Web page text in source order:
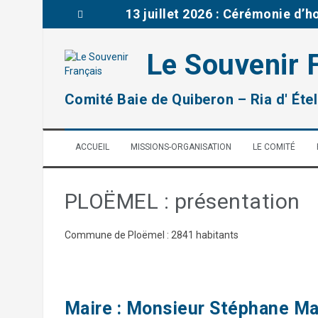
13 juillet 2026 : Cérémonie
03 juillet : Journée
remise prix à la classe de CM2
14 juillet 2026 : Cérémonie
Le Souvenir
Comité Baie de Quiberon – Ria d' Étel
ACCUEIL MISSIONS-ORGANISATION LE COMITÉ
PLOËMEL : présentation
Commune de Ploëmel : 2841 habitants
Maire : Monsieur Stéphane